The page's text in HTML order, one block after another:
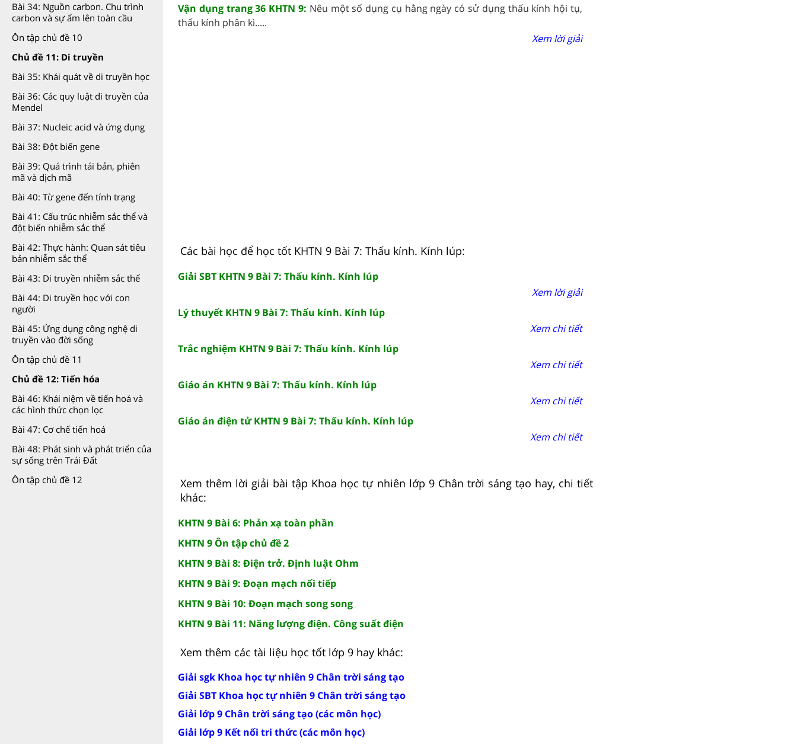
Bài 34: Nguồn carbon. Chu trình
carbon và sự ấm lên toàn cầu
Ôn tập chủ đề 10
Chủ đề 11: Di truyền
Bài 35: Khái quát về di truyền học
Bài 36: Các quy luật di truyền của
Mendel
Bài 37: Nucleic acid và ứng dụng
Bài 38: Đột biến gene
Bài 39: Quá trình tái bản, phiên
mã và dịch mã
Bài 40: Từ gene đến tính trạng
Bài 41: Cấu trúc nhiễm sắc thể và
đột biến nhiễm sắc thể
Bài 42: Thực hành: Quan sát tiêu
bản nhiễm sắc thể
Bài 43: Di truyền nhiễm sắc thể
Bài 44: Di truyền học với con
người
Bài 45: Ứng dụng công nghệ di
truyền vào đời sống
Ôn tập chủ đề 11
Chủ đề 12: Tiến hóa
Bài 46: Khái niệm về tiến hoá và
các hình thức chọn lọc
Bài 47: Cơ chế tiến hoá
Bài 48: Phát sinh và phát triển của
sự sống trên Trái Đất
Ôn tập chủ đề 12
Vận dụng trang 36 KHTN 9: Nêu một số dụng cụ hằng ngày có sử dụng thấu kính hội tụ,
thấu kính phân kì.....
Xem lời giải
Các bài học để học tốt KHTN 9 Bài 7: Thấu kính. Kính lúp:
Giải SBT KHTN 9 Bài 7: Thấu kính. Kính lúp
Xem lời giải
Lý thuyết KHTN 9 Bài 7: Thấu kính. Kính lúp
Xem chi tiết
Trắc nghiệm KHTN 9 Bài 7: Thấu kính. Kính lúp
Xem chi tiết
Giáo án KHTN 9 Bài 7: Thấu kính. Kính lúp
Xem chi tiết
Giáo án điện tử KHTN 9 Bài 7: Thấu kính. Kính lúp
Xem chi tiết
Xem thêm lời giải bài tập Khoa học tự nhiên lớp 9 Chân trời sáng tạo hay, chi tiết
khác:
KHTN 9 Bài 6: Phản xạ toàn phần
KHTN 9 Ôn tập chủ đề 2
KHTN 9 Bài 8: Điện trở. Định luật Ohm
KHTN 9 Bài 9: Đoạn mạch nối tiếp
KHTN 9 Bài 10: Đoạn mạch song song
KHTN 9 Bài 11: Năng lượng điện. Công suất điện
Xem thêm các tài liệu học tốt lớp 9 hay khác:
Giải sgk Khoa học tự nhiên 9 Chân trời sáng tạo
Giải SBT Khoa học tự nhiên 9 Chân trời sáng tạo
Giải lớp 9 Chân trời sáng tạo (các môn học)
Giải lớp 9 Kết nối tri thức (các môn học)